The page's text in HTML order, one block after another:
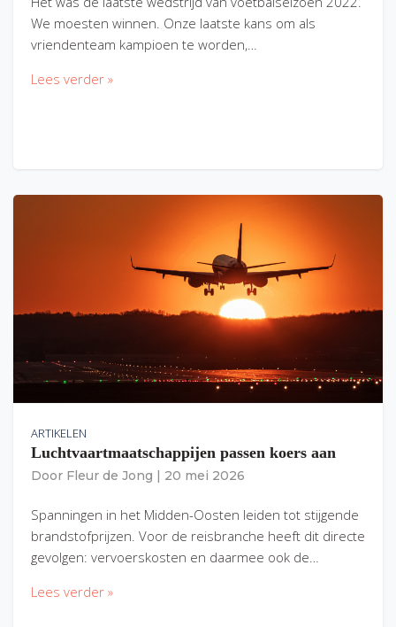
We moesten winnen. Onze laatste kans om als
vriendenteam kampioen te worden,…
Lees verder »
ARTIKELEN
Luchtvaartmaatschappijen passen koers aan
Door Fleur de Jong 20 mei 2026
Spanningen in het Midden-Oosten leiden tot stijgende
brandstofprijzen. Voor de reisbranche heeft dit directe
gevolgen: vervoerskosten en daarmee ook de…
Lees verder »